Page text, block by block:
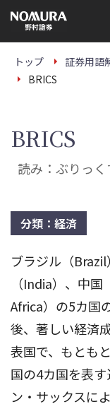
の
ー
トップ 証券用語
BRICS
BRICS
読み：ぶりっく
分類：経済
ブラジル（
（India）、中
Africa）の5カ国
後、著しい経済
表国で、もとも
国の4カ国を表
ン・サックスに